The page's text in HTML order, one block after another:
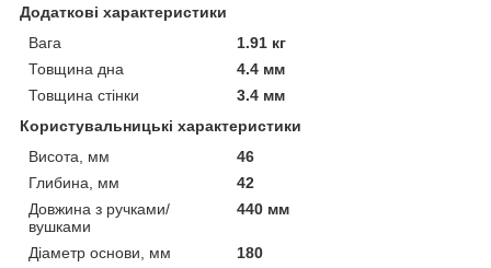
Додаткові характеристики
Вага
1.91 кг
Товщина дна
4.4 мм
Товщина стінки
3.4 мм
Користувальницькі характеристики
Висота, мм
46
Глибина, мм
42
Довжина з ручками/
вушками
440 мм
Діаметр основи, мм
180